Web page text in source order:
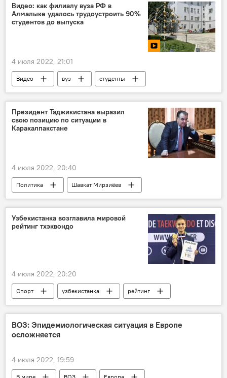
Видео: как филиалу вуза РФ в
Алмалыке удалось трудоустроить 90%
студентов до выпуска
4 июля 2022, 21:01
Видео вуз
студенты
Алмалык
Алмалыкский филиал НИТУ "МИСиС"
Президент Таджикистана выразил
свою позицию по ситуации в
Каракалпакстане
4 июля 2022, 20:40
Политика
Шавкат Мирзиёев
Таджикистан
Узбекистан
Каракалпакстан
Эмомали Рахмон
переговоры
Узбекистанка возглавила мировой
рейтинг тхэквондо
4 июля 2022, 20:20
Спорт узбекистанка рейтинг
ВОЗ: Эпидемиологическая ситуация в Европе
осложняется
4 июля 2022, 19:59